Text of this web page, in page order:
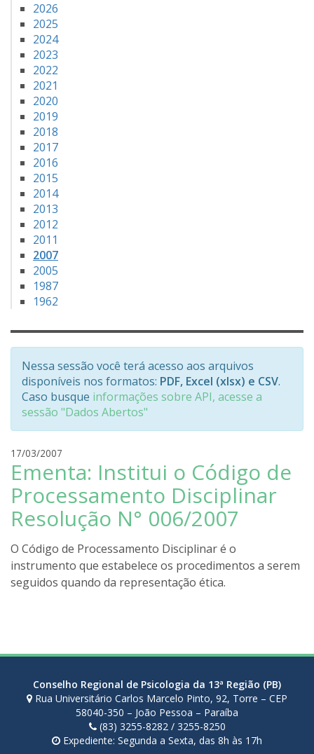
2026
2025
2024
2023
2022
2021
2020
2019
2018
2017
2016
2015
2014
2013
2012
2011
2007
2005
1987
1962
Nessa sessão você terá acesso aos arquivos
disponíveis nos formatos: PDF, Excel (xlsx) e CSV.
Caso busque informações sobre API, acesse a
sessão "Dados Abertos"
17/03/2007
o
d
r
i
g
o
l
r
Ementa: Institui o Código de
Processamento Disciplinar
Resolução N° 006/2007
O Código de Processamento Disciplinar é o
instrumento que estabelece os procedimentos a serem
seguidos quando da representação ética.
Conselho Regional de Psicologia da 13ª Região (PB)
Rua Universitário Carlos Marcelo Pinto, 92, Torre – CEP
58040-350 – João Pessoa – Paraíba
(83) 3255-8282 / 3255-8250
Expediente: Segunda a Sexta, das 8h às 17h